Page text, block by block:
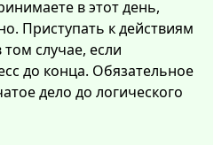
в этот день,
Приступать к действиям
случае, если
до конца. Обязательное
дело до логического